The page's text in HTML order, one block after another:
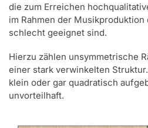
die zum Erreichen
im Rahmen der
schlecht geeignet sind.
Hierzu zählen unsymmetrische
einer stark verwinkelten
klein oder gar quadratisch
unvorteilhaft.